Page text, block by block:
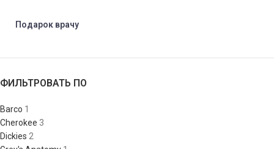
Подарок врачу
ФИЛЬТРОВАТЬ ПО
Barco 1
Cherokee 3
Dickies 2